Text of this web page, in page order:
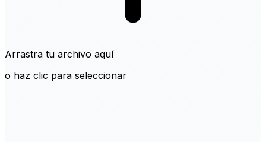
Arrastra tu archivo aquí
o haz clic para seleccionar